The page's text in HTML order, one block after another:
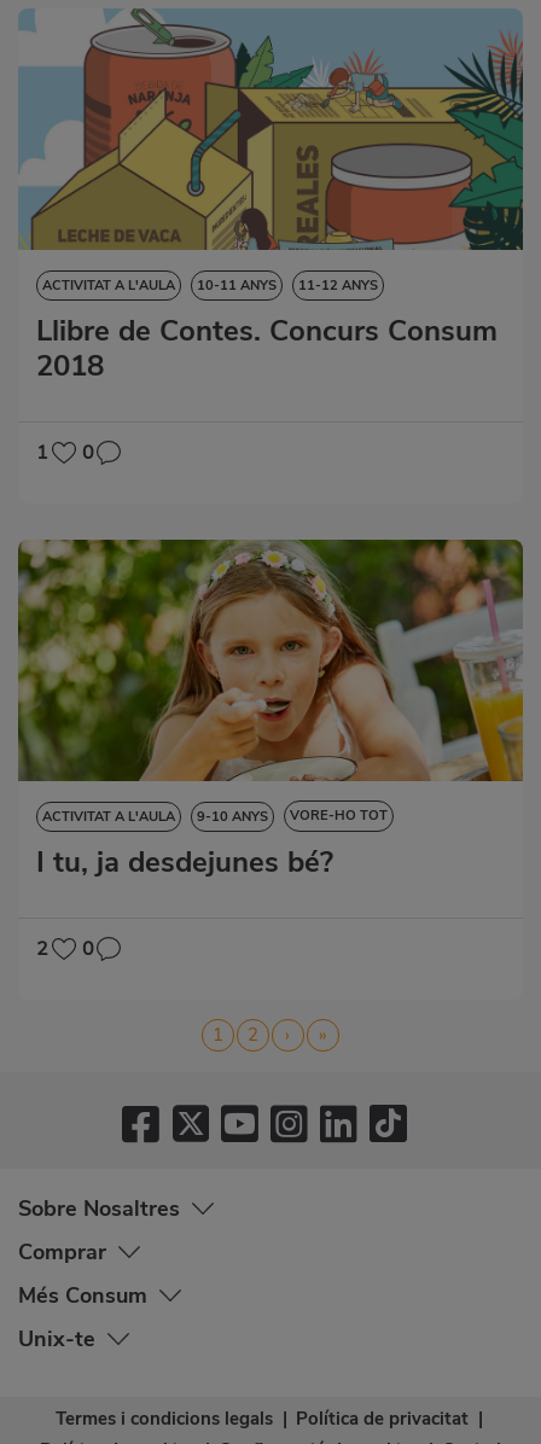
ACTIVITAT A L'AULA 10-11 ANYS
11-12 ANYS
VORE-HO TOT
8-9 ANYS 9-10 ANYS LLIBRE DE CONTES
Llibre de Contes. Concurs Consum
2018
1 0
ACTIVITAT A L'AULA 9-10 ANYS VORE-HO TOT
CIÈNCIES DE LA NATURALESA
DESTRESES LINGÜÍSTIQUES
I tu, ja desdejunes bé?
2 0
Page
1 Page
2
Next
page
›
Last
page
»
Sobre Nosaltres
Comprar
Més Consum
Unix-te
Termes i condicions legals | Política de privacitat |